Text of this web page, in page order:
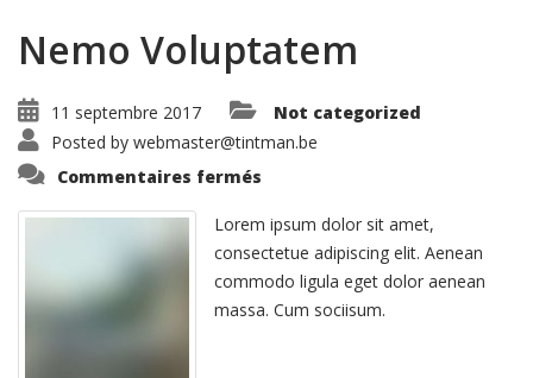
Nemo Voluptatem
11 septembre 2017
Not categorized
Posted by webmaster@tintman.be
Commentaires fermés
Lorem ipsum dolor sit amet,
consectetue adipiscing elit. Aenean
commodo ligula eget dolor aenean
massa. Cum sociisum.